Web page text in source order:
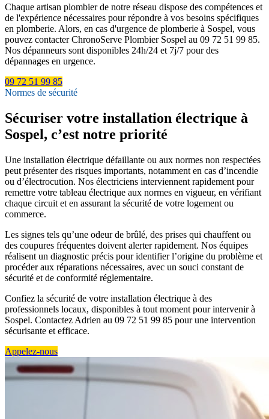
Chaque artisan plombier de notre réseau dispose des compétences et
de l'expérience nécessaires pour répondre à vos besoins spécifiques
en plomberie. Alors, en cas d'urgence de plomberie à Sospel, vous
pouvez contacter ChronoServe Plombier Sospel au 09 72 51 99 85.
Nos dépanneurs sont disponibles 24h/24 et 7j/7 pour des
dépannages en urgence.
09 72 51 99 85
Normes de sécurité
Sécuriser votre installation électrique à
Sospel, c’est notre priorité
Une installation électrique défaillante ou aux normes non respectées
peut présenter des risques importants, notamment en cas d’incendie
ou d’électrocution. Nos électriciens interviennent rapidement pour
remettre votre tableau électrique aux normes en vigueur, en vérifiant
chaque circuit et en assurant la sécurité de votre logement ou
commerce.
Les signes tels qu’une odeur de brûlé, des prises qui chauffent ou
des coupures fréquentes doivent alerter rapidement. Nos équipes
réalisent un diagnostic précis pour identifier l’origine du problème et
procéder aux réparations nécessaires, avec un souci constant de
sécurité et de conformité réglementaire.
Confiez la sécurité de votre installation électrique à des
professionnels locaux, disponibles à tout moment pour intervenir à
Sospel. Contactez Adrien au 09 72 51 99 85 pour une intervention
sécurisante et efficace.
Appelez-nous